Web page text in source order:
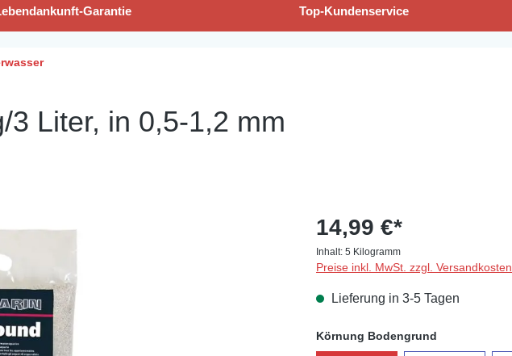
Garantie Top-Kundenservice
Liter, in 0,5-1,2 mm
14,99 €*
Inhalt: 5 Kilogramm
Preise inkl. MwSt. zzgl. Versandkosten
Lieferung in 3-5 Tagen
Körnung Bodengrund